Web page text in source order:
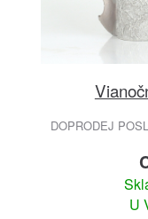
DOPRODEJ
U